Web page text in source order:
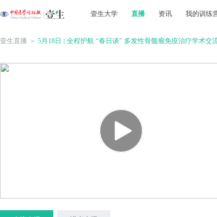
壹生大学 直播 资讯 我的训练
壹生直播 ＞ 5月18日 | 全程护航 “春日谈” 多发性骨髓瘤免疫治疗学术交